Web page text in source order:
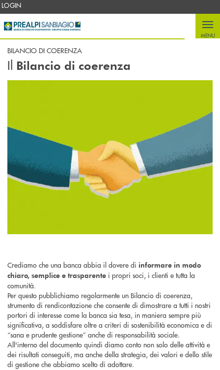
Salta al contenuto principale
LOGIN
MENU
BILANCIO DI COERENZA
Il Bilancio di coerenza
Crediamo che una banca abbia il dovere di informare in modo
chiaro, semplice e trasparente i propri soci, i clienti e tutta la
comunità.
Per questo pubblichiamo regolarmente un Bilancio di coerenza,
strumento di rendicontazione che consente di dimostrare a tutti i nostri
portori di interesse come la banca sia tesa, in maniera sempre più
significativa, a soddisfare oltre a criteri di sostenibilità economica e di
“sana e prudente gestione” anche di responsabilità sociale.
All'interno del documento quindi diamo conto non solo delle attività e
dei risultati conseguiti, ma anche della strategia, dei valori e dello stile
di gestione che abbiamo scelto di adottare.